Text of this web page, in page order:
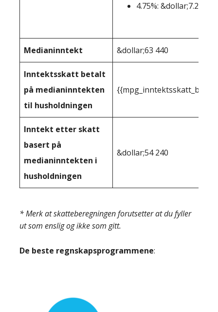
4.75%: &dollar;7.201+
Medianinntekt &dollar;63 440
Inntektsskatt betalt
på medianinntekten
til husholdningen
Inntekt etter skatt
basert på
medianinntekten i
husholdningen
&dollar;54 240
* Merk at skatteberegningen forutsetter at du fyller
ut som enslig og ikke som gitt.
De beste regnskapsprogrammene: